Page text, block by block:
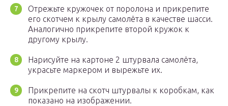
Отрежьте кружочек от поролона и прикрепите
его скотчем к крылу самолёта в качестве шасси.
Аналогично прикрепите второй кружок к
другому крылу.
Нарисуйте на картоне 2 штурвала самолёта,
украсьте маркером и вырежьте их.
Прикрепите на скотч штурвалы к коробкам, как
показано на изображении.